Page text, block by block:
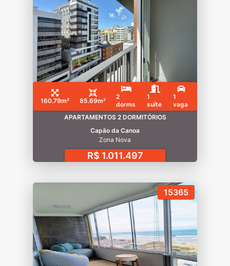
160.79m² 85.69m²
2
dorms
1
suíte
1
vaga
APARTAMENTOS 2 DORMITÓRIOS
Capão da Canoa
Zona Nova
R$ 1.011.497
15365